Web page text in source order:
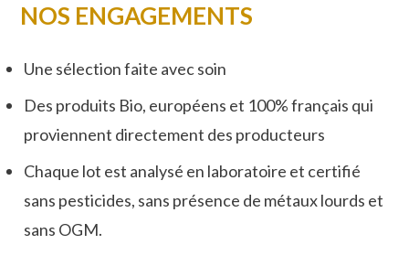
NOS ENGAGEMENTS
Une sélection faite avec soin
Des produits Bio, européens et 100% français qui
proviennent directement des producteurs
Chaque lot est analysé en laboratoire et certifié
sans pesticides, sans présence de métaux lourds et
sans OGM.